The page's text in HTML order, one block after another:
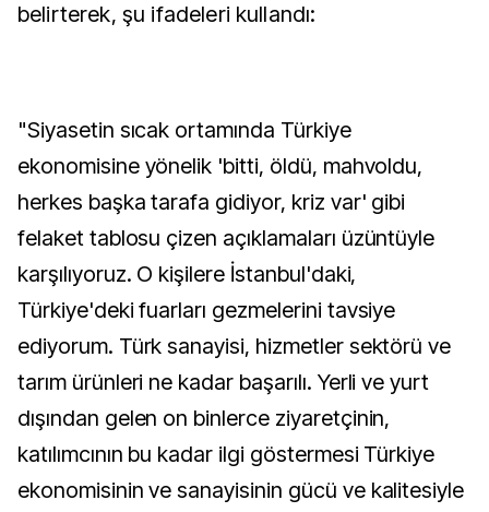
belirterek, şu ifadeleri kullandı:
"Siyasetin sıcak ortamında Türkiye
ekonomisine yönelik 'bitti, öldü, mahvoldu,
herkes başka tarafa gidiyor, kriz var' gibi
felaket tablosu çizen açıklamaları üzüntüyle
karşılıyoruz. O kişilere İstanbul'daki,
Türkiye'deki fuarları gezmelerini tavsiye
ediyorum. Türk sanayisi, hizmetler sektörü ve
tarım ürünleri ne kadar başarılı. Yerli ve yurt
dışından gelen on binlerce ziyaretçinin,
katılımcının bu kadar ilgi göstermesi Türkiye
ekonomisinin ve sanayisinin gücü ve kalitesiyle